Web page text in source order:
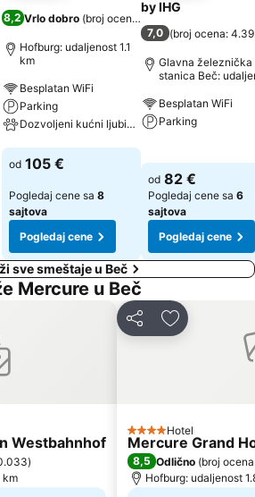
8,2 Vrlo dobro (broj ocena: 7.298
Hofburg: udaljenost 1.1
km
Besplatan WiFi
Parking
Dozvoljeni kućni ljubimci
Pogledaj cene
od 105 €
Pogledaj cene sa 8
sajtova
Pogledaj cene
by IHG
7,0 (broj ocena:
Glavna železnička
stanica Beč:
Besplatan WiFi
Parking
Pogledaj cene
od 82 €
Pogledaj cene sa 6
sajtova
Pogledaj cene
sve smeštaje u Beč
Mercure u Beč
Westbahnhof
)
km
Deli Dodati u
4 Zvezdice
Hotel
Mercure Grand
8,5 Odlično (broj
Hofburg: udaljenost